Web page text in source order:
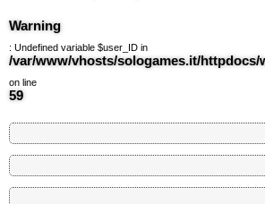
Warning
: Undefined variable $user_ID in
/var/www/vhosts/sologames.it/
on line
59